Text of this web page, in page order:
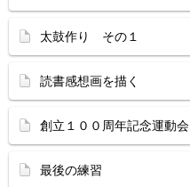
太鼓作り その１
読書感想画を描く
創立１００周年記念運動会
最後の練習